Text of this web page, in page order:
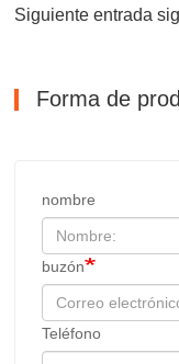
Forma de
nombre
buzón
Teléfono